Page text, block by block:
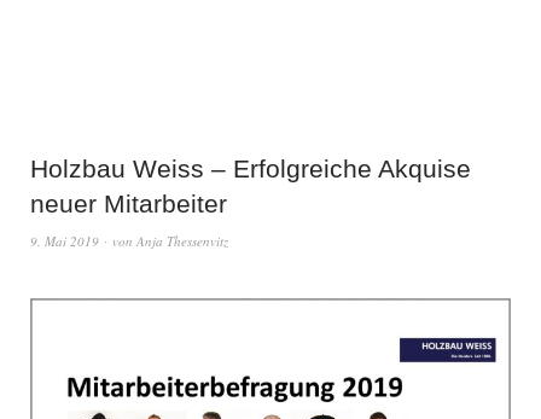
Holzbau Weiss – Erfolgreiche Akquise
neuer Mitarbeiter
9. Mai 2019 von Anja Thessenvitz